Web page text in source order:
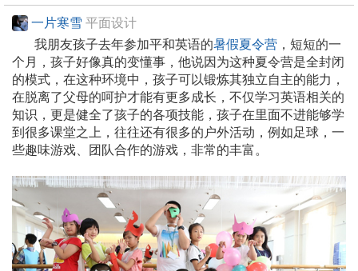
一片寒雪 平面设计
我朋友孩子去年参加平和英语的暑假夏令营 ，短短的一
个月，孩子好像真的变懂事，他说因为这种夏令营是全封闭
的模式，在这种环境中，孩子可以锻炼其独立自主的能力，
在脱离了父母的呵护才能有更多成长，不仅学习英语相关的
知识，更是健全了孩子的各项技能，孩子在里面不进能够学
到很多课堂之上，往往还有很多的户外活动，例如足球，一
些趣味游戏、团队合作的游戏，非常的丰富。